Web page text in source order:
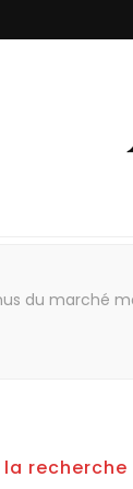
du marché
recherche